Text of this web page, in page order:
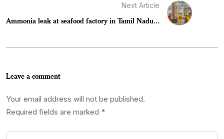
Next Article
Ammonia leak at seafood factory in Tamil Nadu...
Leave a comment
Your email address will not be published.
Required fields are marked *